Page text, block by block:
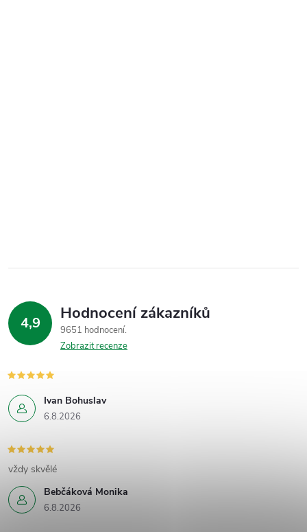
4,9 Hodnocení zákazníků
9651 hodnocení
Zobrazit recenze
Ivan Bohuslav
6.8.2026
Bebčáková Monika
6.8.2026
vždy skvělé